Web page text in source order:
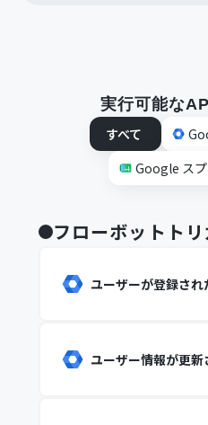
実行可能な
すべて
Google ス
フローボットトリ
ユーザーが登録され
ユーザー情報が更新